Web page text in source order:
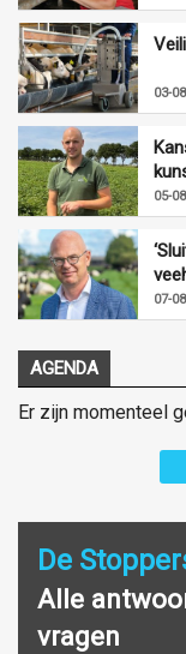
03-
05-
07-
AGENDA
Er zijn momenteel
De
Alle
vragen